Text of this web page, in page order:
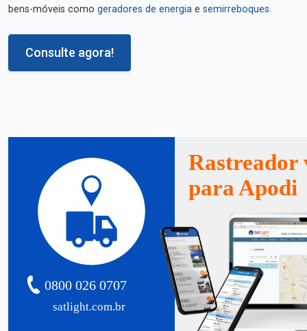
bens-móveis como geradores de energia e semirreboques.
Consulte agora!
satlight.com.br
0800 026 0707
Rastreador
para Apodi